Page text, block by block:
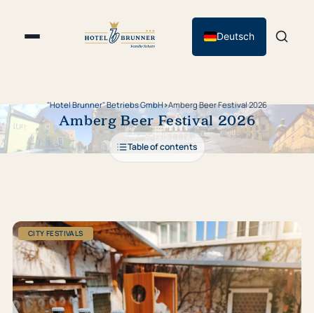
Deutsch
"Hotel Brunner" Betriebs GmbH›Amberg Beer Festival 2026
Amberg Beer Festival 2026
Table of contents
CITY FESTIVALS